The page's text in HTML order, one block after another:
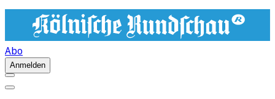
Abo
Anmelden